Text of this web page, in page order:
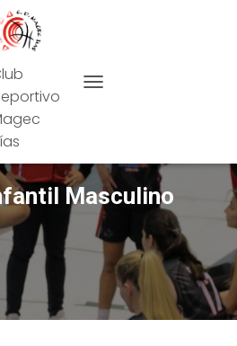
Masculino